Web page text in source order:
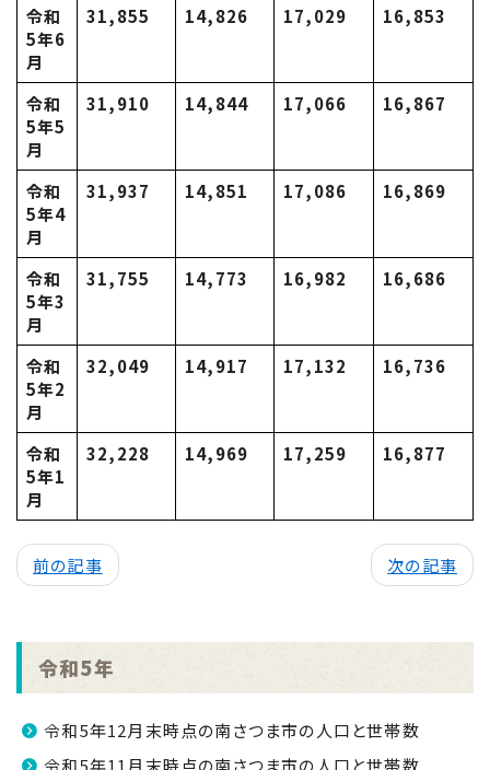
令和
5年6
月
31,855 14,826 17,029 16,853
令和
5年5
月
31,910 14,844 17,066 16,867
令和
5年4
月
31,937 14,851 17,086 16,869
令和
5年3
月
31,755 14,773 16,982 16,686
令和
5年2
月
32,049 14,917 17,132 16,736
令和
5年1
月
32,228 14,969 17,259 16,877
前の記事 次の記事
令和5年
令和5年12月末時点の南さつま市の人口と世帯数
令和5年11月末時点の南さつま市の人口と世帯数